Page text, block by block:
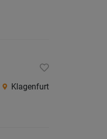
Klagenfurt